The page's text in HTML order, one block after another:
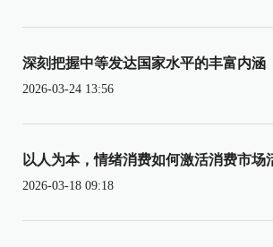
深刻把握中等发达国家水平的丰富内涵
2026-03-24 13:56
以人为本，情绪消费如何激活消费市场
2026-03-18 09:18